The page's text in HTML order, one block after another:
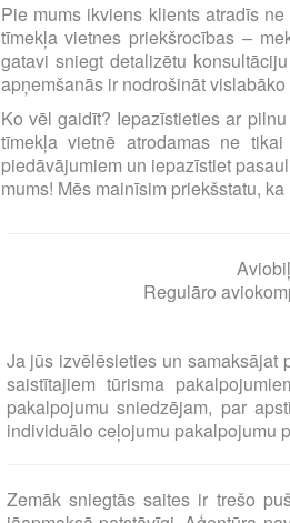
Pie mums ikviens klients atradīs
tīmekļa vietnes priekšrocības –
gatavi sniegt detalizētu
apņemšanās ir nodrošināt
Ko vēl gaidīt? Iepazīstieties ar
tīmekļa vietnē atrodamas ne
piedāvājumiem un iepazīstiet
mums! Mēs mainīsim priekšstatu,
Regulāro
Ja jūs izvēlēsieties un samaksājat
saistītajiem tūrisma
pakalpojumu sniedzējam, par
individuālo ceļojumu pakalpojumu
Zemāk sniegtās saites ir trešo